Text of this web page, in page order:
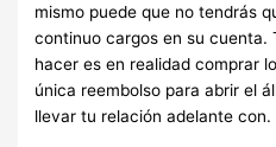
mismo puede que no tendrás
continuo cargos en su cuenta.
hacer es en realidad comprar
única reembolso para abrir el
llevar tu relación adelante con.